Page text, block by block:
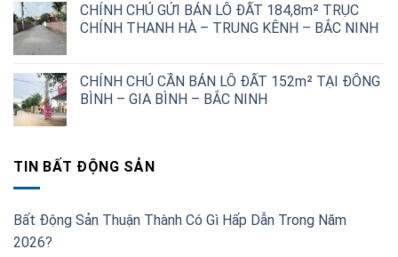
CHÍNH CHỦ GỬI BÁN LÔ ĐẤT 184,8m² TRỤC
CHÍNH THANH HÀ – TRUNG KÊNH – BẮC NINH
CHÍNH CHỦ CẦN BÁN LÔ ĐẤT 152m² TẠI ĐÔNG
BÌNH – GIA BÌNH – BẮC NINH
TIN BẤT ĐỘNG SẢN
Bất Động Sản Thuận Thành Có Gì Hấp Dẫn Trong Năm
2026?